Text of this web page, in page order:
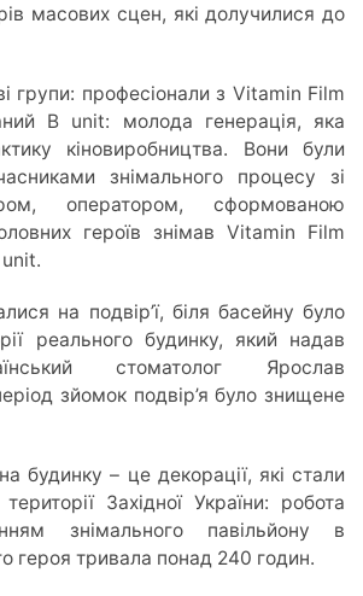
масових сцен, які долучилися до
групи: професіонали з Vitamin Film
B unit: молода генерація, яка
кіновиробництва. Вони були
знімального процесу зі
оператором, сформованою
героїв знімав Vitamin Film
на подвір’ї, біля басейну було
реального будинку, який надав
стоматолог Ярослав
зйомок подвір’я було знищене
будинку – це декорації, які стали
Західної України: робота
знімального павільйону в
героя тривала понад 240 годин.